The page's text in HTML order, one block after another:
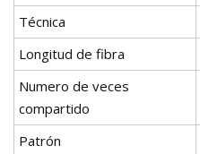
Técnica
Longitud de fibra
Numero de veces
compartido
Patrón